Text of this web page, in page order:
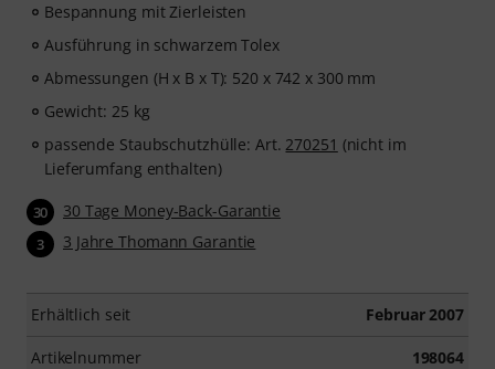
Bespannung mit Zierleisten
Ausführung in schwarzem Tolex
Abmessungen (H x B x T): 520 x 742 x 300 mm
Gewicht: 25 kg
passende Staubschutzhülle: Art. 270251 (nicht im
Lieferumfang enthalten)
30 30 Tage Money-Back-Garantie
3 3 Jahre Thomann Garantie
Erhältlich seit Februar 2007
Artikelnummer 198064